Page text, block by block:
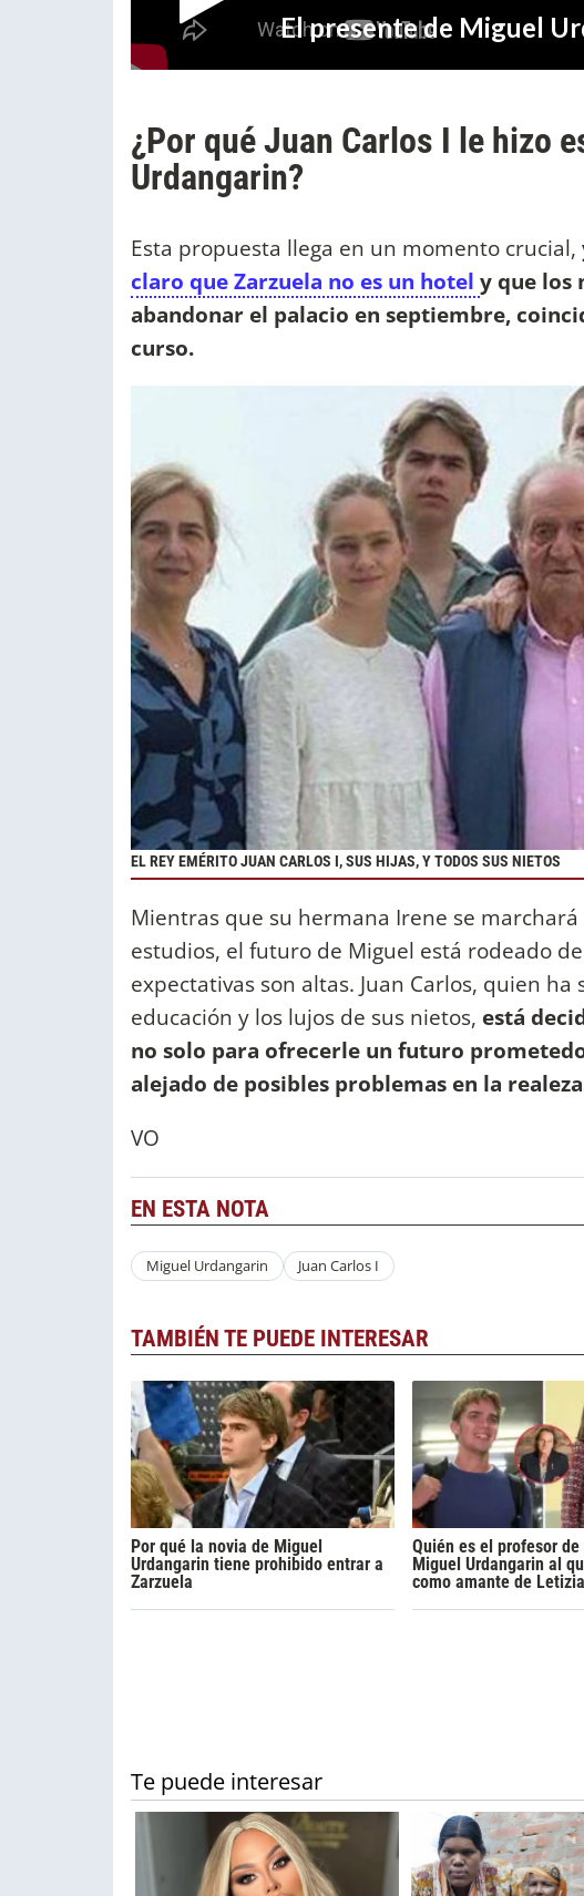
¿Por qué Juan Carlos I le hizo
Urdangarin?
Esta propuesta llega en un momento crucial,
claro que Zarzuela no es un hotel y que los
abandonar el palacio en septiembre,
curso.
EL REY EMÉRITO JUAN CARLOS I, SUS HIJAS, Y TODOS SUS NIETOS
Mientras que su hermana Irene se
estudios, el futuro de Miguel está rodeado
expectativas son altas. Juan Carlos, quien
educación y los lujos de sus nietos, está
no solo para ofrecerle un futuro
alejado de posibles problemas en la
VO
EN ESTA NOTA
Miguel Urdangarin Juan Carlos I
TAMBIÉN TE PUEDE INTERESAR
Por qué la novia de Miguel
Urdangarin tiene prohibido entrar a
Zarzuela
Quién es el profesor
Miguel Urdangarin al
como amante de